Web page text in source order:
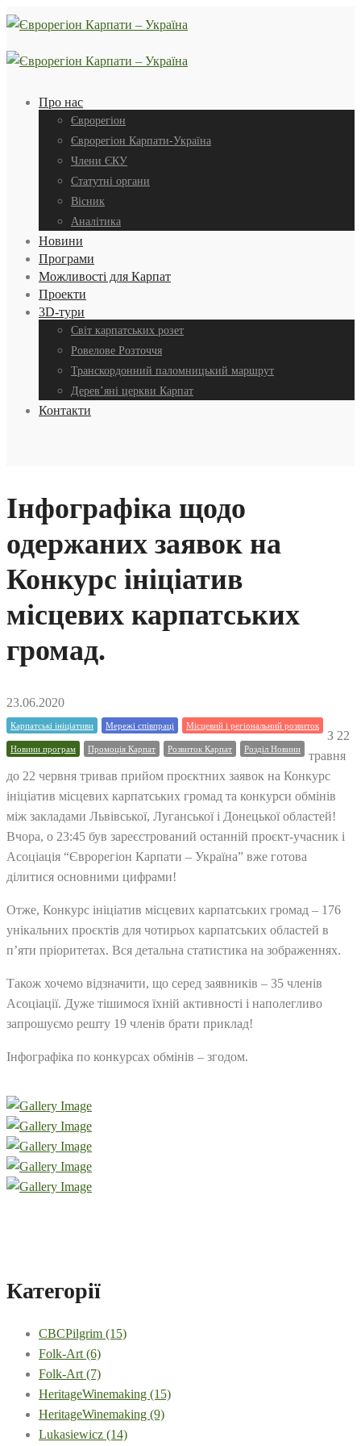
Про нас
Єврорегіон
Єврорегіон Карпати-Україна
Члени ЄКУ
Статутні органи
Вісник
Аналітика
Новини
Програми
Можливості для Карпат
Проекти
3D-тури
Світ карпатських розет
Ровелове Розточчя
Транскордонний паломницький маршрут
Дерев’яні церкви Карпат
Контакти
Інфографіка щодо
одержаних заявок на
Конкурс ініціатив
місцевих карпатських
громад.
23.06.2020
Карпатські ініціативи Мережі співпраці Місцевий і регіональний розвиток
Новини програм Промоція Карпат Розвиток Карпат Розділ Новини
З 22
травня
до 22 червня тривав прийом проєктних заявок на Конкурс
ініціатив місцевих карпатських громад та конкурси обмінів
між закладами Львівської, Луганської і Донецької областей!
Вчора, о 23:45 був зареєстрований останній проєкт-учасник і
Асоціація “Єврорегіон Карпати – Україна” вже готова
ділитися основними цифрами!
Отже, Конкурс ініціатив місцевих карпатських громад – 176
унікальних проєктів для чотирьох карпатських областей в
п’яти пріоритетах. Вся детальна статистика на зображеннях.
Також хочемо відзначити, що серед заявників – 35 членів
Асоціації. Дуже тішимося їхній активності і наполегливо
запрошуємо решту 19 членів брати приклад!
Інфографіка по конкурсах обмінів – згодом.
Категорії
CBCPilgrim (15)
Folk-Art (6)
Folk-Art (7)
HeritageWinemaking (15)
HeritageWinemaking (9)
Lukasiewicz (14)